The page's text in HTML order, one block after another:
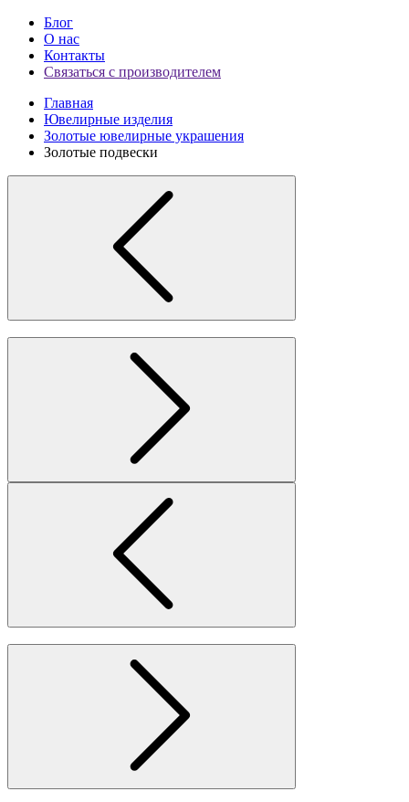
Блог
О нас
Контакты
Связаться с производителем
Главная
Ювелирные изделия
Золотые ювелирные украшения
Золотые подвески